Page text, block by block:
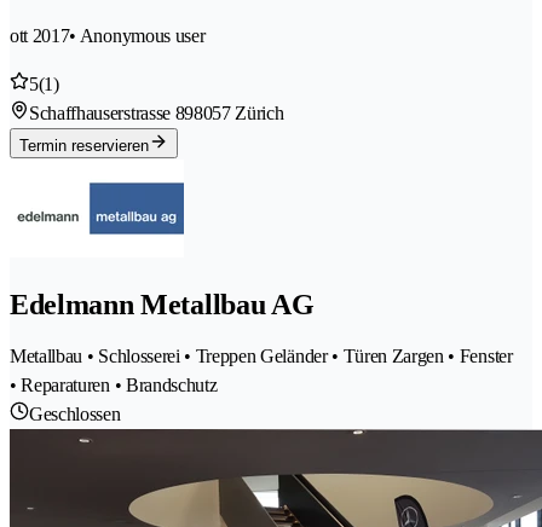
ott 2017• Anonymous user
5(1)
Schaffhauserstrasse 898057 Zürich
Termin reservieren
Edelmann Metallbau AG
Metallbau • Schlosserei • Treppen Geländer • Türen Zargen • Fenster
• Reparaturen • Brandschutz
Geschlossen